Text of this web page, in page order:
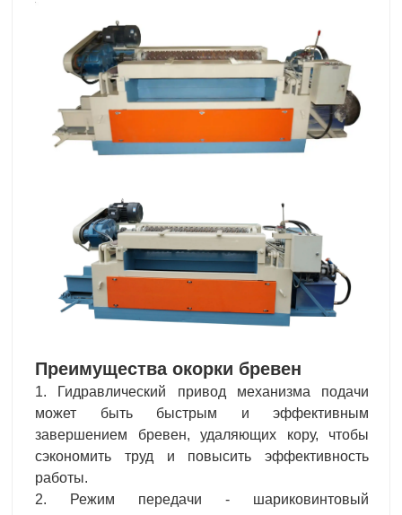
Преимущества окорки бревен
1. Гидравлический привод механизма подачи
может быть быстрым и эффективным
завершением бревен, удаляющих кору, чтобы
сэкономить труд и повысить эффективность
работы.
2. Режим передачи - шариковинтовый